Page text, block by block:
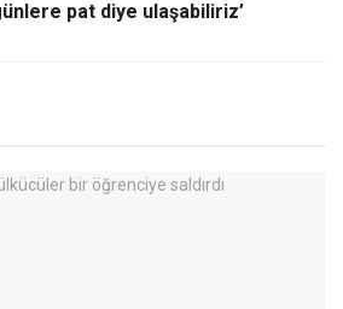
pat diye ulaşabiliriz’